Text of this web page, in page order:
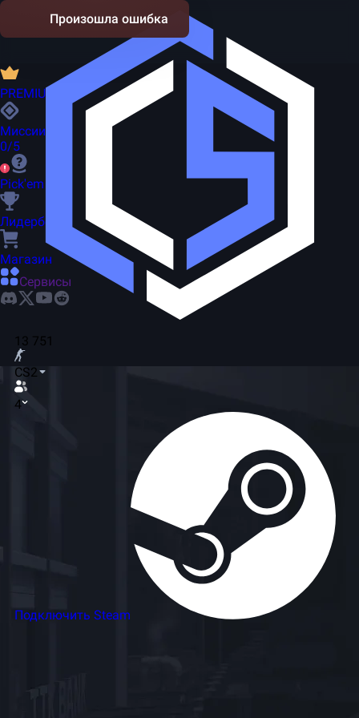
13 751
CS2
4
Подключить Steam
PREMIUM
Миссии
0/5
Pick'em
Лидерборд
Магазин
Сервисы
Произошла ошибка